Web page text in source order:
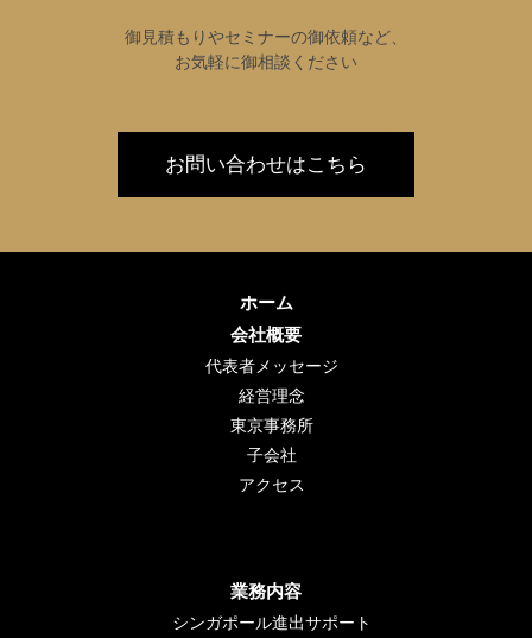
御見積もりやセミナーの御依頼など、
お気軽に御相談ください
お問い合わせはこちら
ホーム
会社概要
代表者メッセージ
経営理念
東京事務所
子会社
アクセス
業務内容
シンガポール進出サポート